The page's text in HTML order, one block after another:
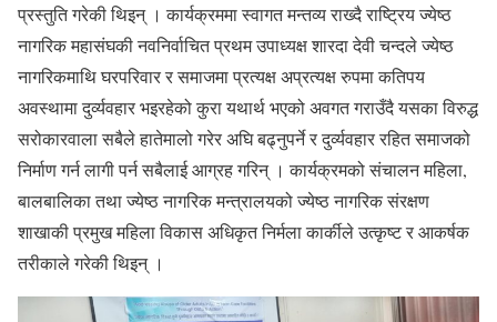
प्रस्तुति गरेकी थिइन् । कार्यक्रममा स्वागत मन्तव्य राख्दै राष्ट्रिय ज्येष्ठ
नागरिक महासंघकी नवनिर्वाचित प्रथम उपाध्यक्ष शारदा देवी चन्दले ज्येष्ठ
नागरिकमाथि घरपरिवार र समाजमा प्रत्यक्ष अप्रत्यक्ष रुपमा कतिपय
अवस्थामा दुर्व्यवहार भइरहेको कुरा यथार्थ भएको अवगत गराउँदै यसका विरुद्ध
सरोकारवाला सबैले हातेमालो गरेर अघि बढ्नुपर्ने र दुर्व्यवहार रहित समाजको
निर्माण गर्न लागी पर्न सबैलाई आग्रह गरिन् । कार्यक्रमको संचालन महिला,
बालबालिका तथा ज्येष्ठ नागरिक मन्त्रालयको ज्येष्ठ नागरिक संरक्षण
शाखाकी प्रमुख महिला विकास अधिकृत निर्मला कार्कीले उत्कृष्ट र आकर्षक
तरीकाले गरेकी थिइन् ।